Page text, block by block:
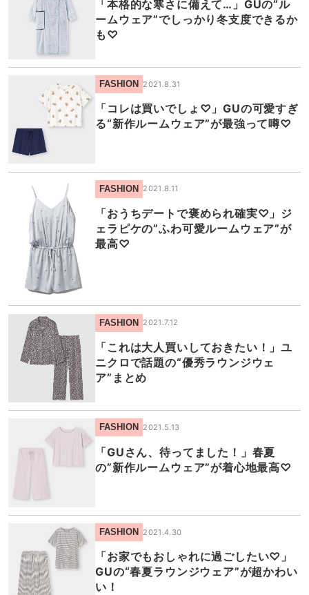
「本格的な寒さに備えて…」GUの“ル
ームウェア”でしっかり冬支度できるか
も♡
FASHION 2021.8.31
「コレは買いでしょ♡」GUの可愛すぎ
る“新作ルームウェア”が最強って噂♡
FASHION 2021.8.11
「おうちデートで褒められ確実♡」ジ
ェラピケの”ふわ可愛ルームウェア”が
最高♡
FASHION 2021.7.12
「これは大人買いしておきたい！」ユ
ニクロで話題の“優秀ラウンジウェ
ア”まとめ
FASHION 2021.5.13
「GUさん、待ってました！」春夏
の”新作ルームウェア”が着心地最高♡
FASHION 2021.4.30
「お家でもおしゃれに過ごしたい♡」
GUの“春夏ラウンジウェア”が超かわい
い！